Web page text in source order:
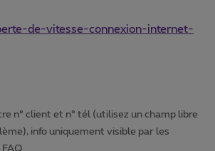
de-vitesse-connexion-internet-
n° client et n° tél (utilisez un champ libre
info uniquement visible par les